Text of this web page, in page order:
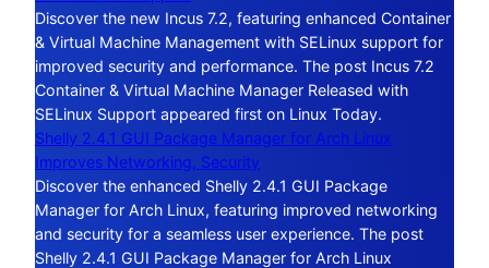
Discover the new Incus 7.2, featuring enhanced Container
& Virtual Machine Management with SELinux support for
improved security and performance. The post Incus 7.2
Container & Virtual Machine Manager Released with
SELinux Support appeared first on Linux Today.
Shelly 2.4.1 GUI Package Manager for Arch Linux
Improves Networking, Security
Discover the enhanced Shelly 2.4.1 GUI Package
Manager for Arch Linux, featuring improved networking
and security for a seamless user experience. The post
Shelly 2.4.1 GUI Package Manager for Arch Linux